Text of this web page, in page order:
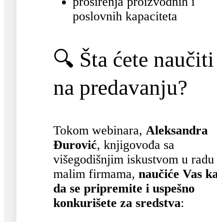
poslovnih kapaciteta
🔍 Šta ćete naučiti
na predavanju?
Tokom webinara,Aleksandra
Đurović, knjigovođa sa
višegodišnjim iskustvom u radu
malim firmama,naučiće Vas
da se pripremite i uspešno
konkurišete za sredstva: